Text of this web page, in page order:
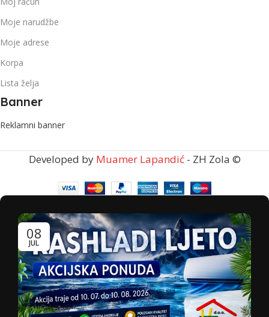
Moje narudžbe
Moje adrese
Korpa
Lista želja
Banner
Reklamni banner
Developed by Muamer Lapandić- ZH Zola ©
08
JUL